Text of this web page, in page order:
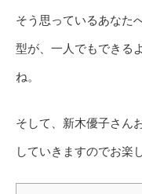
そう思っているあなた
型が、一人でもできる
ね。
そして、新木優子さん
していきますのでお楽